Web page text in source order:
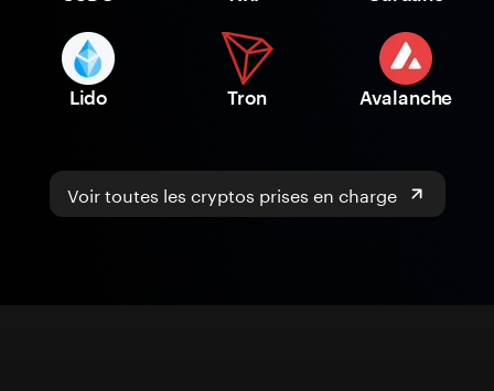
Lido Tron Avalanche
Voir toutes les cryptos prises en charge